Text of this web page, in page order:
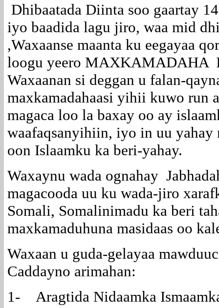
Dhibaatada Diinta soo gaartay 14
iyo baadida lagu jiro, waa mid
,Waxaanse maanta ku eegayaa
loogu yeero MAXKAMADAHA
Waxaanan si deggan u falan-
maxkamadahaasi yihii kuwo run
magaca loo la baxay oo ay
waafaqsanyihiin, iyo in uu yahay
oon Islaamku ka beri-yahay.
Waxaynu wada ognahay
magacooda uu ku wada-jiro
Somali, Somalinimadu ka beri
maxkamaduhuna masidaas oo
Waxaan u guda-gelayaa
Caddayno arimahan:
1- Aragtida Nidaamka